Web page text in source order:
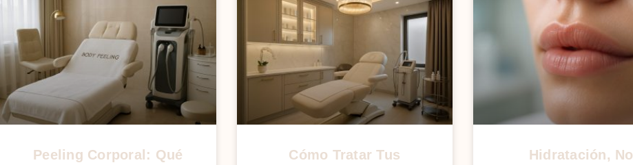
Peeling Corporal: Qué
Cómo Tratar Tus
Hidratación, No